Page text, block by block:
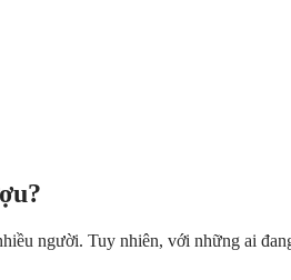
người. Tuy nhiên, với những ai